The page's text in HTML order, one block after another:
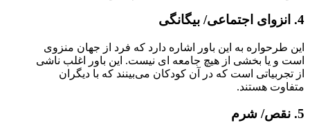
4. انزوای اجتماعی/ بیگانگی
این طرحواره به این باور اشاره دارد که فرد از جهان منزوی
است و یا بخشی از هیچ جامعه ای نیست. این باور اغلب ناشی
از تجربیاتی است که در آن کودکان می‌بینند که با دیگران
متفاوت هستند.
5. نقص/ شرم